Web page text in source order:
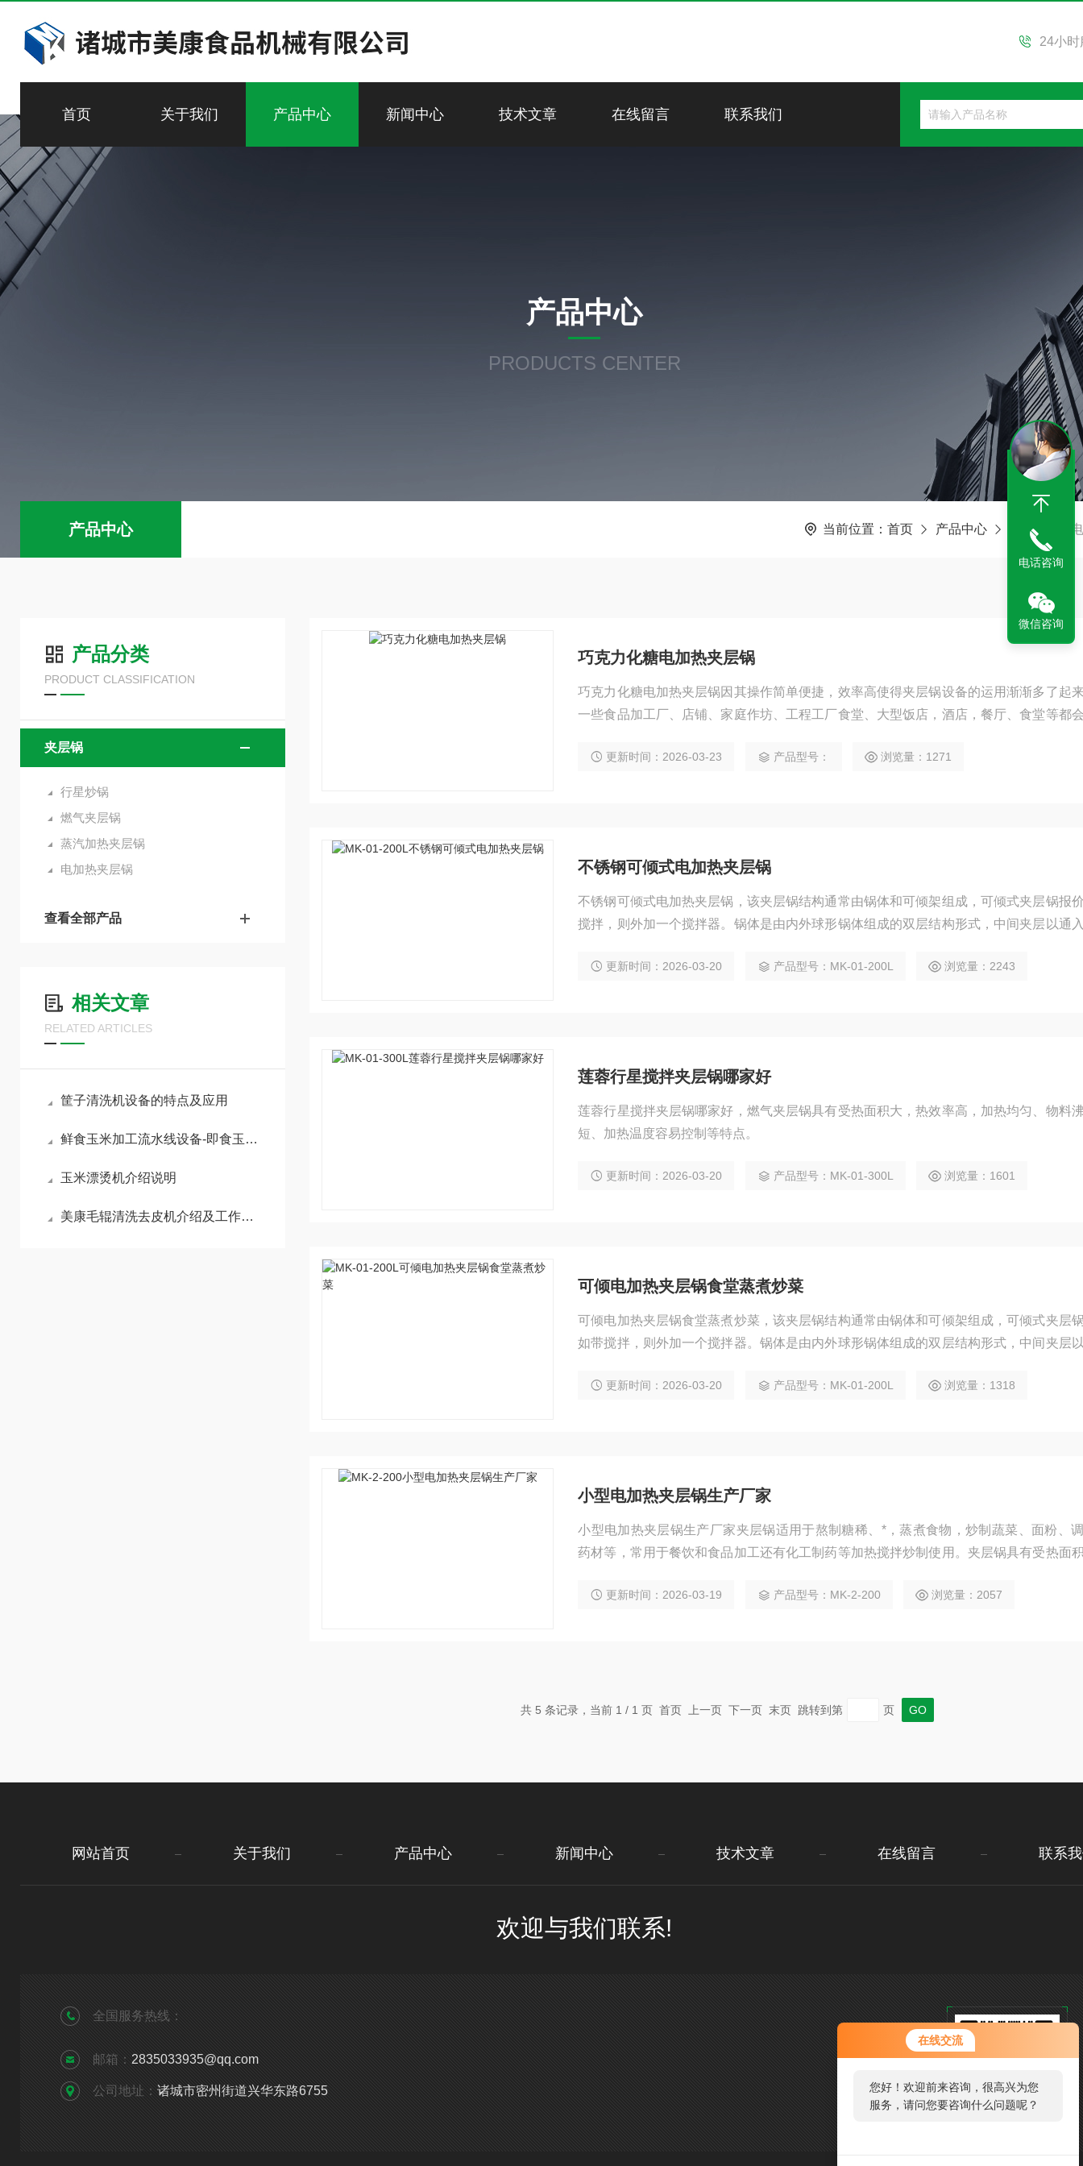
在线交流
您好！欢迎前来咨询，很高兴为您
服务，请问您要咨询什么问题呢？
24小
首页 关于我们 产品中心 新闻中心 技术文章 在线留言 联系我们
产品中心
PRODUCTS CENTER
产品中心 当前位置： 首页 产品中心 夹层锅
产品分类
PRODUCT CLASSIFICATION
夹层锅
行星炒锅
燃气夹层锅
蒸汽加热夹层锅
电加热夹层锅
查看全部产品
相关文章
RELATED ARTICLES
筐子清洗机设备的特点及应用
鲜食玉米加工流水线设备-即食玉米设备有哪些？使用说明跟注意有哪些？
玉米漂烫机介绍说明
美康毛辊清洗去皮机介绍及工作原理
巧克力化糖电加热夹层锅
巧克力化糖电加热夹层锅因其操作简单便捷，效率高使得夹层锅设备的运用渐渐多了起
一些食品加工厂、店铺、家庭作坊、工程工厂食堂、大型饭店，酒店，餐厅、食堂等都
更新时间：2026-03-23 产品型号： 浏览量：1271
不锈钢可倾式电加热夹层锅
不锈钢可倾式电加热夹层锅，该夹层锅结构通常由锅体和可倾架组成，可倾式夹层锅报
搅拌，则外加一个搅拌器。锅体是由内外球形锅体组成的双层结构形式，中间夹层以通
更新时间：2026-03-20 产品型号：MK-01-200L 浏览量：2243
莲蓉行星搅拌夹层锅哪家好
莲蓉行星搅拌夹层锅哪家好，燃气夹层锅具有受热面积大，热效率高，加热均匀、物料
短、加热温度容易控制等特点。
更新时间：2026-03-20 产品型号：MK-01-300L 浏览量：1601
可倾电加热夹层锅食堂蒸煮炒菜
可倾电加热夹层锅食堂蒸煮炒菜，该夹层锅结构通常由锅体和可倾架组成，可倾式夹层
如带搅拌，则外加一个搅拌器。锅体是由内外球形锅体组成的双层结构形式，中间夹层
更新时间：2026-03-20 产品型号：MK-01-200L 浏览量：1318
小型电加热夹层锅生产厂家
小型电加热夹层锅生产厂家夹层锅适用于熬制糖稀、*，蒸煮食物，炒制蔬菜、面粉、
药材等，常用于餐饮和食品加工还有化工制药等加热搅拌炒制使用。夹层锅具有受热面
更新时间：2026-03-19 产品型号：MK-2-200 浏览量：2057
共 5 条记录，当前 1 / 1 页 首页 上一页 下一页 末页 跳转到第 页
网站首页 关于我们 产品中心 新闻中心 技术文章 在线留言 联系
欢迎与我们联系!
全国服务热线：
邮箱： 2835033935@qq.com
公司地址： 诸城市密州街道兴华东路6755
电话咨询
微信咨询